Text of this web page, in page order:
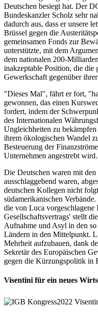
Deutschen besiegt hat. Der
Bundeskanzler Scholz sehr
dadurch aus, dass er unsere
Brüssel gegen die
gemeinsamen Fonds zur
unterstützte, mit dem
dem nationalen 200-
inakzeptable Position, die die
Gewerkschaft gegenüber
"Dieses Mal", fährt er fort,
gewonnen, das einen
fordert, indem der
des Internationalen
Ungleichheiten zu
ihrem ökologischen Wandel
Besteuerung der
Unternehmen angestrebt wird.
Die Deutschen waren mit den
ausschlaggebend waren,
deutschen Kollegen nicht
südamerikanischen
die von Luca vorgeschlagene
Gesellschaftsvertrags' stellt
Aufnahme und Asyl in den
Ländern in den Mittelpunkt.
Mehrheit aufzubauen, dank
Sekretär des Europäischen
gegen die Kürzungspolitik in
Visentini für ein neues